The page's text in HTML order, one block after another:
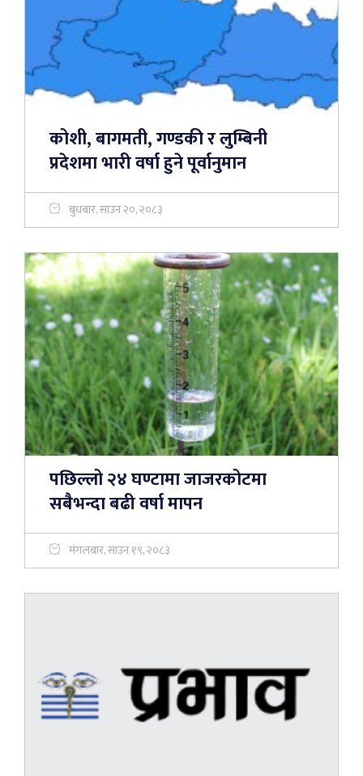
कोशी, बागमती, गण्डकी र लुम्बिनी
प्रदेशमा भारी वर्षा हुने पूर्वानुमान
बुधबार, साउन २०, २०८३
पछिल्लो २४ घण्टामा जाजरकोटमा
सबैभन्दा बढी वर्षा मापन
मंगलबार, साउन १९, २०८३